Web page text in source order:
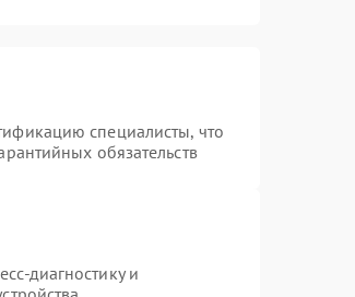
специалисты, что
обязательств
диагностику и